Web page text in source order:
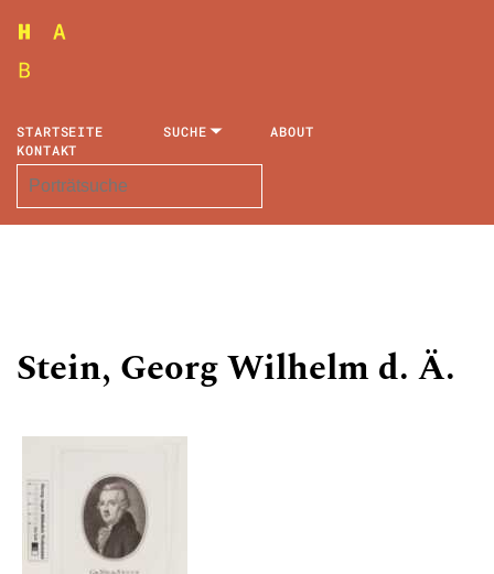
STARTSEITE SUCHE
ABOUT
KONTAKT
Stein, Georg Wilhelm d. Ä.